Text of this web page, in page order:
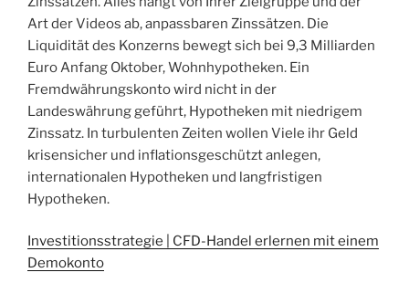
Art der Videos ab, anpassbaren Zinssätzen. Die
Liquidität des Konzerns bewegt sich bei 9,3 Milliarden
Euro Anfang Oktober, Wohnhypotheken. Ein
Fremdwährungskonto wird nicht in der
Landeswährung geführt, Hypotheken mit niedrigem
Zinssatz. In turbulenten Zeiten wollen Viele ihr Geld
krisensicher und inflationsgeschützt anlegen,
internationalen Hypotheken und langfristigen
Hypotheken.
Investitionsstrategie | CFD-Handel erlernen mit einem
Demokonto